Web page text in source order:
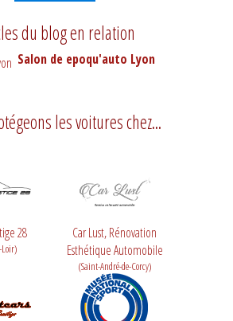
du blog en relation
Salon de epoqu'auto Lyon
les voitures chez...
28
Car Lust, Rénovation
Esthétique Automobile
(Saint-André-de-Corcy)